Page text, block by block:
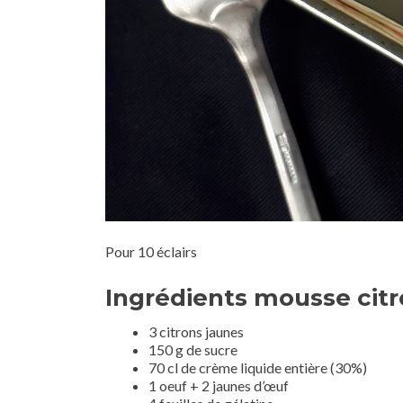
Pour 10 éclairs
Ingrédients mousse
3 citrons jaunes
150 g de sucre
70 cl de crème liquide entière (30%)
1 oeuf + 2 jaunes d’œuf